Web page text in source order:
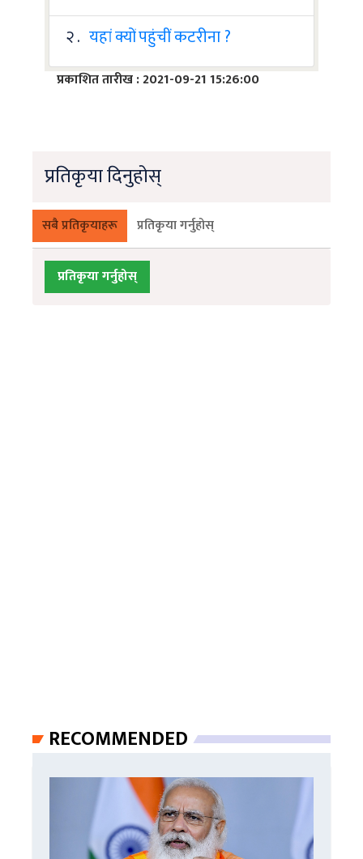
२ . यहां क्यों पहुंचीं कटरीना ?
प्रकाशित तारीख : 2021-09-21 15:26:00
प्रतिकृया दिनुहोस्
सबै प्रतिकृयाहरू प्रतिकृया गर्नुहोस्
प्रतिकृया गर्नुहोस्
RECOMMENDED